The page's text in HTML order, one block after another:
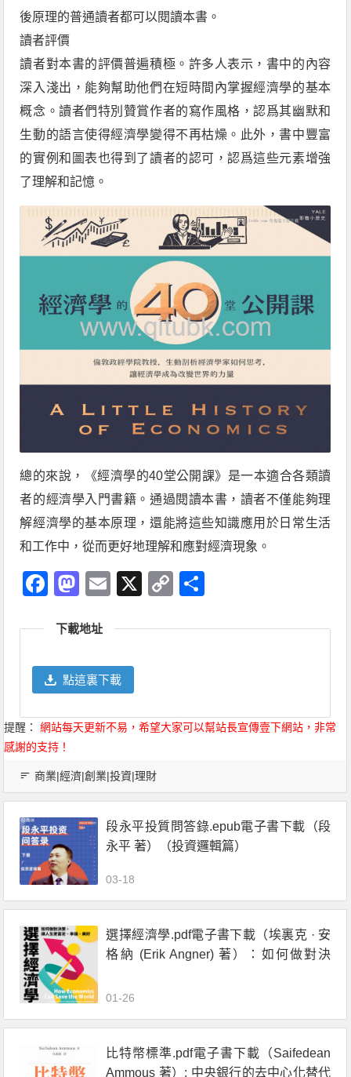
後原理的普通讀者都可以閱讀本書。
讀者評價
讀者對本書的評價普遍積極。許多人表示，書中的內容
深入淺出，能夠幫助他們在短時間內掌握經濟學的基本
概念。讀者們特別贊賞作者的寫作風格，認爲其幽默和
生動的語言使得經濟學變得不再枯燥。此外，書中豐富
的實例和圖表也得到了讀者的認可，認爲這些元素增強
了理解和記憶。
總的來說，《經濟學的40堂公開課》是一本適合各類讀
者的經濟學入門書籍。通過閱讀本書，讀者不僅能夠理
解經濟學的基本原理，還能將這些知識應用於日常生活
和工作中，從而更好地理解和應對經濟現象。
Facebook
Mastodon
Email
X
Copy
下載地址
點這裏下載
提醒：
網站每天更新不易，希望大家可以幫站長宣傳壹下網站，非常
感謝的支持！
商業|經濟|創業|投資|理財
段永平投質問答錄.epub電子書下載（段
永平 著）（投資邏輯篇）
03-18
選擇經濟學.pdf電子書下載（埃裏克 · 安
格納 (Erik Angner) 著）：如何做對決
01-26
比特幣標準.pdf電子書下載（Saifedean
Ammous 著）: 中央銀行的去中心化替代